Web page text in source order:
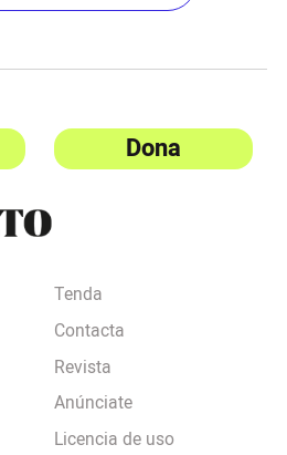
Dona
Tenda
Contacta
Revista
Anúnciate
Licencia de uso